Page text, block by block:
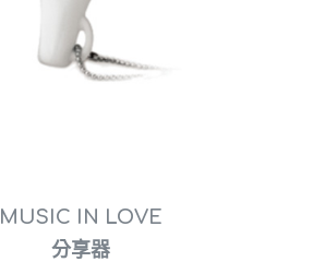
MUSIC IN LOVE
分享器